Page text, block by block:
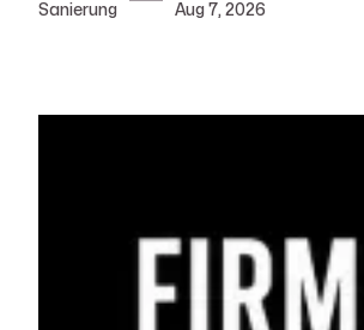
Sanierung Aug 7, 2026